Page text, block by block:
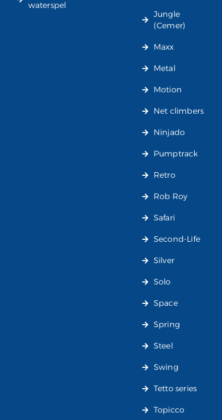
waterspel
Jungle
(Cemer)
Maxx
Metal
Motion
Net climbers
Ninjado
Pumptrack
Retro
Rob Roy
Safari
Second-Life
Silver
Solo
Space
Spring
Steel
Swing
Tetto series
Topicco